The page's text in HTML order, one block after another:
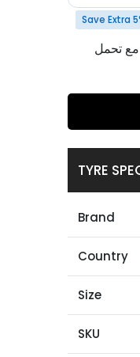
Save Extra
مع تحمل
TYRE
Brand
Country
Size
SKU